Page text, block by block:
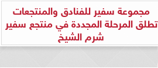
مجموعة سفير للفنادق والمنتجعات
تطلق المرحلة المجددة في منتجع سفير
شرم الشيخ